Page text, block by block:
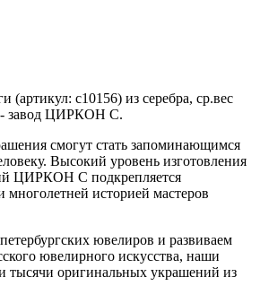
(артикул: с10156) из серебра, ср.вес
- завод ЦИРКОН С.
смогут стать запоминающимся
Высокий уровень изготовления
ЦИРКОН С подкрепляется
историей мастеров
ювелиров и развиваем
ювелирного искусства, наши
тысячи оригинальных украшений из